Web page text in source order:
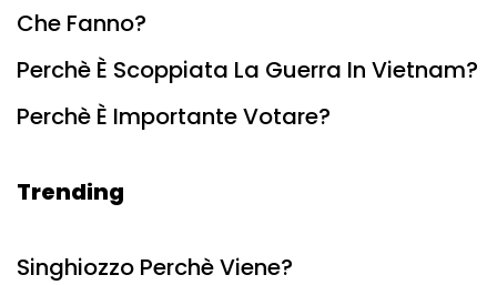
Che Fanno?
Perchè È Scoppiata La Guerra In Vietnam?
Perchè È Importante Votare?
Trending
Singhiozzo Perchè Viene?